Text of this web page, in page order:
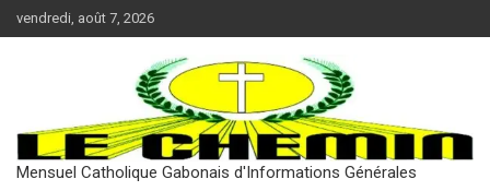
au
vendredi, août 7, 2026
Mensuel Catholique Gabonais d'Informations Générales